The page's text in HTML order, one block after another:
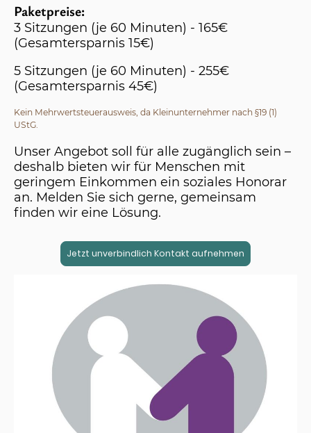
Paketpreise:
3 Sitzungen (je 60 Minuten) - 165€
(Gesamtersparnis 15€)
5 Sitzungen (je 60 Minuten) - 255€
(Gesamtersparnis 45€)
Kein Mehrwertsteuerausweis, da Kleinunternehmer nach §19 (1)
UStG.
Unser Angebot soll für alle zugänglich sein –
deshalb bieten wir für Menschen mit
geringem Einkommen ein soziales Honorar
an. Melden Sie sich gerne, gemeinsam
finden wir eine Lösung.
Jetzt unverbindlich Kontakt aufnehmen